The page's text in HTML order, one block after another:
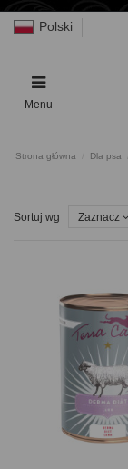
Polski
Menu
Strona główna Dla psa
Sortuj wg Zaznacz